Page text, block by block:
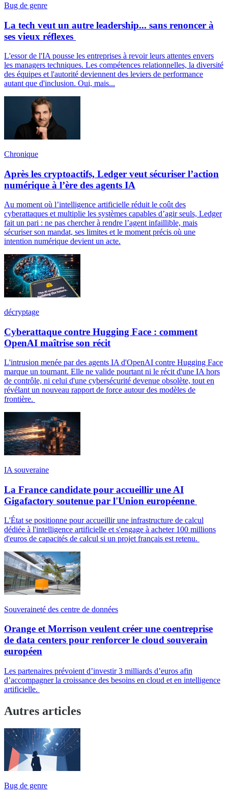
Bug de genre
La tech veut un autre leadership... sans renoncer à
ses vieux réflexes
L'essor de l'IA pousse les entreprises à revoir leurs attentes envers
les managers techniques. Les compétences relationnelles, la diversité
des équipes et l'autorité deviennent des leviers de performance
autant que d'inclusion. Oui, mais...
Chronique
Après les cryptoactifs, Ledger veut sécuriser l’action
numérique à l’ère des agents IA
Au moment où l’intelligence artificielle réduit le coût des
cyberattaques et multiplie les systèmes capables d’agir seuls, Ledger
fait un pari : ne pas chercher à rendre l’agent infaillible, mais
sécuriser son mandat, ses limites et le moment précis où une
intention numérique devient un acte.
décryptage
Cyberattaque contre Hugging Face : comment
OpenAI maîtrise son récit
L'intrusion menée par des agents IA d'OpenAI contre Hugging Face
marque un tournant. Elle ne valide pourtant ni le récit d'une IA hors
de contrôle, ni celui d'une cybersécurité devenue obsolète, tout en
révélant un nouveau rapport de force autour des modèles de
frontière.
IA souveraine
La France candidate pour accueillir une AI
Gigafactory soutenue par l'Union européenne
L'État se positionne pour accueillir une infrastructure de calcul
dédiée à l'intelligence artificielle et s'engage à acheter 100 millions
d'euros de capacités de calcul si un projet français est retenu.
Souveraineté des centre de données
Orange et Morrison veulent créer une coentreprise
de data centers pour renforcer le cloud souverain
européen
Les partenaires prévoient d’investir 3 milliards d’euros afin
d’accompagner la croissance des besoins en cloud et en intelligence
artificielle.
Autres articles
Bug de genre